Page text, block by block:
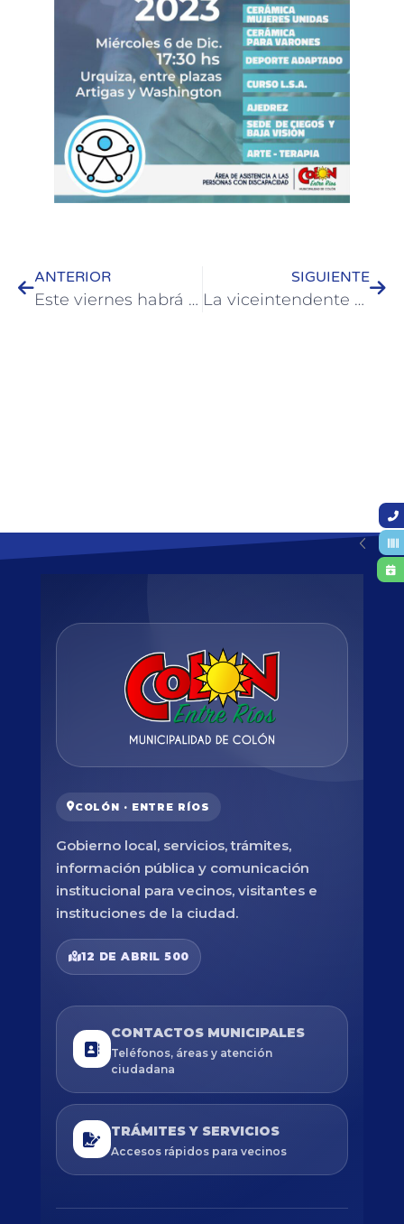
ANTERIOR
Este viernes habrá un concierto coral en Colón
SIGUIENTE
La viceintendente electa de Colón y concejalas participaron de encuentro provincial
COLÓN · ENTRE RÍOS
Gobierno local, servicios, trámites,
información pública y comunicación
institucional para vecinos, visitantes e
instituciones de la ciudad.
12 DE ABRIL 500
CONTACTOS MUNICIPALES
Teléfonos, áreas y atención
ciudadana
TRÁMITES Y SERVICIOS
Accesos rápidos para vecinos